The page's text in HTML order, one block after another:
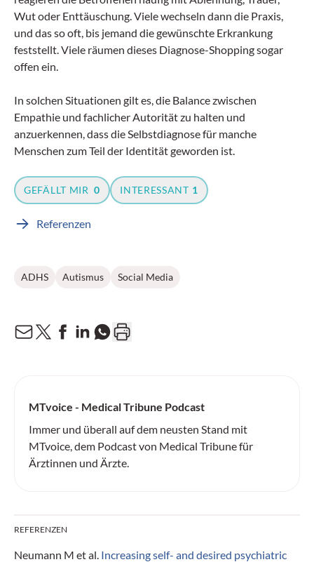
Wut oder Enttäuschung. Viele wechseln dann die Praxis,
und das so oft, bis jemand die gewünschte Erkrankung
feststellt. Viele räumen dieses Diagnose-Shopping sogar
offen ein.
In solchen Situationen gilt es, die Balance zwischen
Empathie und fachlicher Autorität zu halten und
anzuerkennen, dass die Selbstdiagnose für manche
Menschen zum Teil der Identität geworden ist.
GEFÄLLT MIR 0 INTERESSANT 1
Referenzen
ADHS Autismus Social Media
MTvoice - Medical Tribune Podcast
Immer und überall auf dem neusten Stand mit
MTvoice, dem Podcast von Medical Tribune für
Ärztinnen und Ärzte.
REFERENZEN
Neumann M et al. Increasing self- and desired psychiatric